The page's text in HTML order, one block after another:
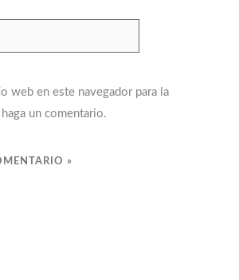
web en este navegador para la
un comentario.